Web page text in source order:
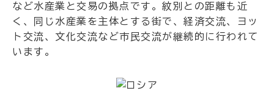
など水産業と交易の拠点です。紋別との距離も近
く、同じ水産業を主体とする街で、経済交流、ヨッ
ト交流、文化交流など市民交流が継続的に行われて
います。